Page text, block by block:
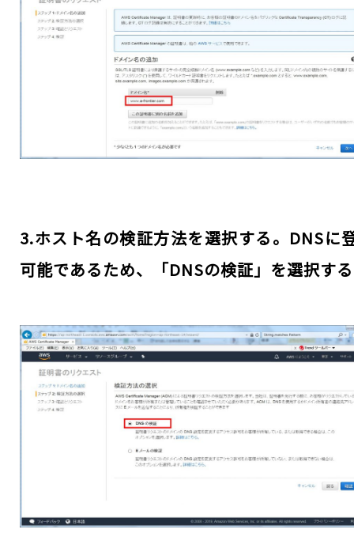
3.ホスト名の検証方法を選択する。DNSに
可能であるため、「DNSの検証」を選択す